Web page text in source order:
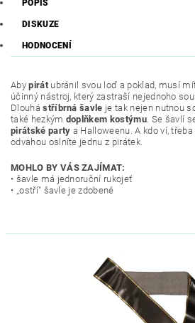
POPIS
DISKUZE
HODNOCENÍ
Abypirátubránil svou loď a poklad, musí
účinný nástroj, který zastraší nejednoho
Dlouhástříbrná šavle je tak nejen nutnou
také hezkým doplňkem kostýmu. Se šavlí
pirátské party a Halloweenu. A kdo ví,
odvahou oslníte jednu z pirátek.
MOHLO BY VÁS ZAJÍMAT:
• šavle má jednoruční rukojeť
• ,,ostří" šavle je zdobené